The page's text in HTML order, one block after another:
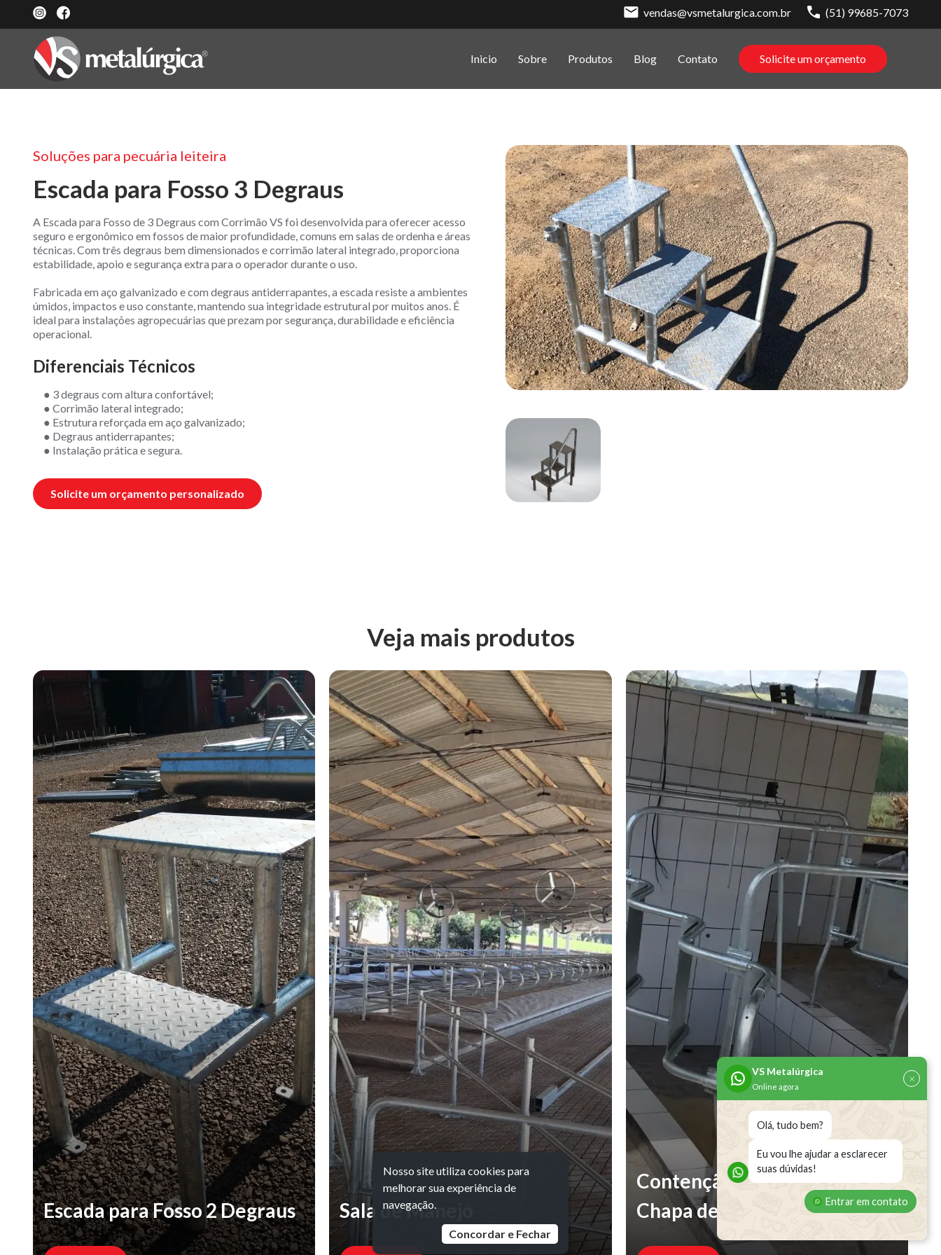
vendas@vsmetalurgica.com.br (51) 99685-7073
Inicio Sobre Produtos Blog Contato Solicite um orçamento
Soluções para pecuária leiteira
Escada para Fosso 3 Degraus
A Escada para Fosso de 3 Degraus com Corrimão VS foi desenvolvida para oferecer acesso
seguro e ergonômico em fossos de maior profundidade, comuns em salas de ordenha e áreas
técnicas. Com três degraus bem dimensionados e corrimão lateral integrado, proporciona
estabilidade, apoio e segurança extra para o operador durante o uso.
Fabricada em aço galvanizado e com degraus antiderrapantes, a escada resiste a ambientes
úmidos, impactos e uso constante, mantendo sua integridade estrutural por muitos anos. É
ideal para instalações agropecuárias que prezam por segurança, durabilidade e eficiência
operacional.
Diferenciais Técnicos
● 3 degraus com altura confortável;
● Corrimão lateral integrado;
● Estrutura reforçada em aço galvanizado;
● Degraus antiderrapantes;
● Instalação prática e segura.
Solicite um orçamento personalizado
Veja mais produtos
Escada para Fosso 2 Degraus Sala de Manejo
Contenção Especial com
Chapa de Encosto
VS Metalúrgica
Online agora
×
Olá, tudo bem?
Eu vou lhe ajudar a esclarecer
suas dúvidas!
Entrar em contato
Nosso site utiliza cookies para
melhorar sua experiência de
navegação.
Concordar e Fechar